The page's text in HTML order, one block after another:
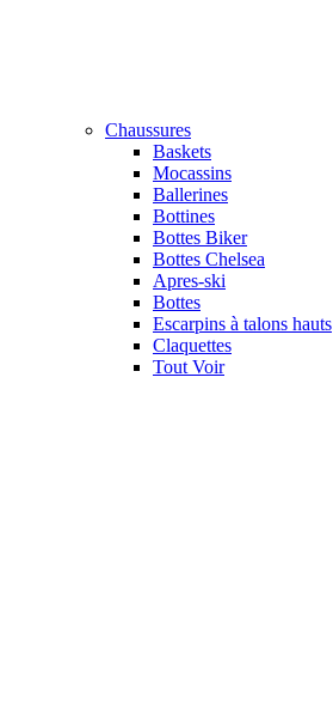
Chaussures
Baskets
Mocassins
Ballerines
Bottines
Bottes Biker
Bottes Chelsea
Apres-ski
Bottes
Escarpins à talons hauts
Claquettes
Tout Voir